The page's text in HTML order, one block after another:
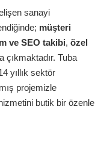
sanayi
müşteri
ve SEO takibi, özel
çıkmaktadır. Tuba
yıllık sektör
projemizle
butik bir özenle